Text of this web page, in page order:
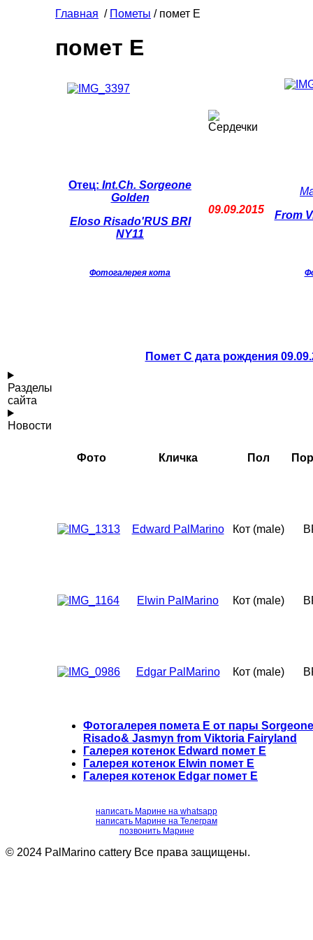
Разделы
сайта
Новости
Главная / Пометы / помет E
помет E
Отец: Int.Ch. Sorgeone
Golden
Eloso Risado'RUS BRI
NY11
09.09.2015
From
Фотогалерея кота
Помет С дата рождения
Фото Кличка Пол
Edward PalMarino Кот (male)
Elwin PalMarino Кот (male)
Edgar PalMarino Кот (male)
Фотогалерея помета Е от пары
Risado& Jasmyn from Viktoria Fairyland
Галерея котенок Edward помет E
Галерея котенок Elwin помет E
Галерея котенок Edgar помет E
написать Марине на whatsapp
написать Марине на Телеграм
позвонить Марине
© 2024 PalMarino cattery Все права защищены.